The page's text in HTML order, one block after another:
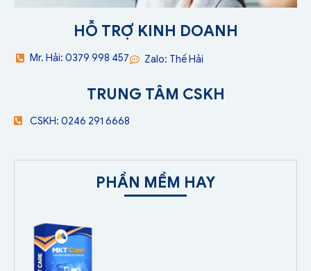
HỖ TRỢ KINH DOANH
Mr. Hải: 0379 998 457 Zalo: Thế Hải
TRUNG TÂM CSKH
CSKH: 0246 291 6668
PHẦN MỀM HAY